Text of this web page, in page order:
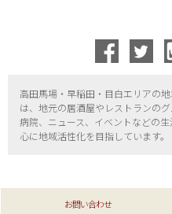
高田馬場・早稲田・目白エリアの
は、地元の居酒屋やレストランのグ
病院、ニュース、イベントなどの
心に地域活性化を目指しています。
お問い合わせ